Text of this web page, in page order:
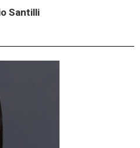
Santilli